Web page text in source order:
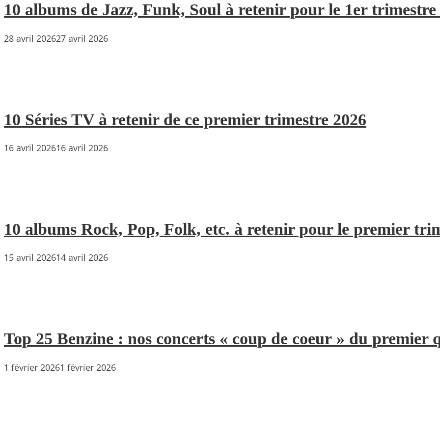
10 albums de Jazz, Funk, Soul à retenir pour le 1er trimestre
28 avril 202627 avril 2026
10 Séries TV à retenir de ce premier trimestre 2026
16 avril 202616 avril 2026
10 albums Rock, Pop, Folk, etc. à retenir pour le premier
15 avril 202614 avril 2026
Top 25 Benzine : nos concerts « coup de coeur » du premier
1 février 20261 février 2026